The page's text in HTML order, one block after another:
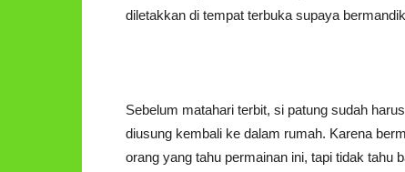
diletakkan di tempat terbuka supaya
Sebelum matahari terbit, si patung sudah
diusung kembali ke dalam rumah. Karena
orang yang tahu permainan ini, tapi tidak tahu